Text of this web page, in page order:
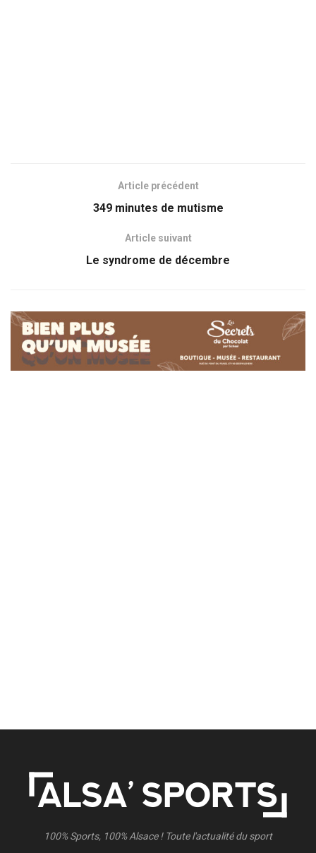
Article précédent
349 minutes de mutisme
Article suivant
Le syndrome de décembre
100% Sports, 100% Alsace ! Toute l'actualité du sport